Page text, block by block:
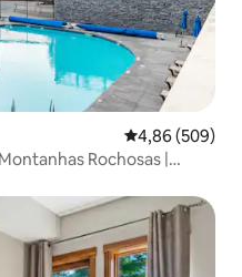
4,86 de uma
4,86 (509)
Rochosas |